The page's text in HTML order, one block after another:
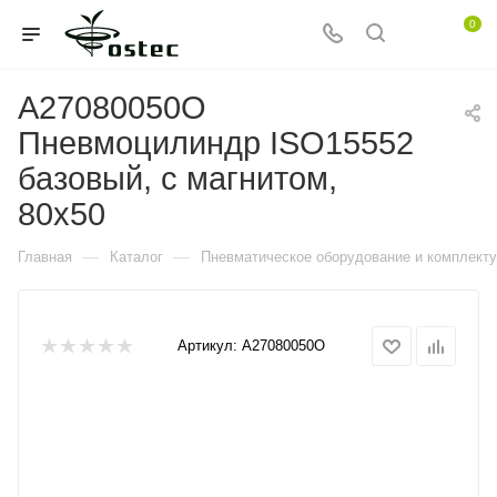
0
A27080050O
Пневмоцилиндр ISO15552
базовый, с магнитом,
80x50
Главная — Каталог — Пневматическое оборудование и
Артикул: A27080050O